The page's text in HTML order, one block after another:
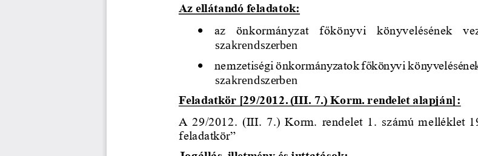
Az ellátandó feladatok:
•
az  önkormányzat  főkönyvi könyvelésének
szakrendszerben
•
nemzetiségi önkormányzatok főkönyvi
szakrendszerben
Feladatkör [29/2012. (III. 7.) Korm. rendelet alapján]:
A 29/2012. (III. 7.) Korm. rendelet 1. számú melléklet
feladatkör”